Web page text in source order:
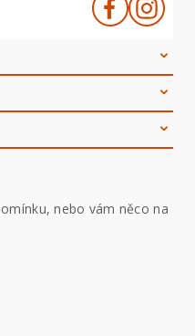
nebo vám něco na